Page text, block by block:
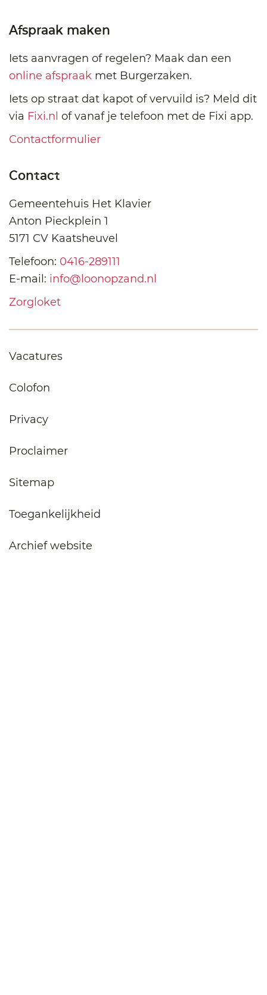
Afspraak maken
Iets aanvragen of regelen? Maak dan een
online afspraak met Burgerzaken.
Iets op straat dat kapot of vervuild is? Meld dit
via Fixi.nl of vanaf je telefoon met de Fixi app.
Contactformulier
Contact
Gemeentehuis Het Klavier
Anton Pieckplein 1
5171 CV Kaatsheuvel
Telefoon: 0416-289111
E-mail: info@loonopzand.nl
Zorgloket
Vacatures
Colofon
Privacy
Proclaimer
Sitemap
Toegankelijkheid
Archief website